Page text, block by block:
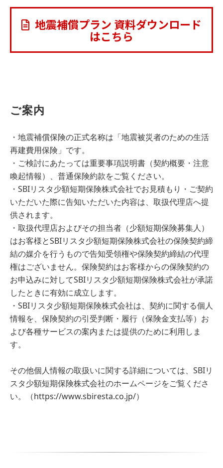
地震補償プラン 資料ダウンロード
はこちら
ご案内
・地震補償保険の正式名称は「地震被災者のための生活
再建費用保険」です。
・ご検討にあたっては重要事項説明書（契約概要・注意
喚起情報）、普通保険約款をご覧ください。
・SBIリスタ少額短期保険株式会社でお見積もり・ご契約
いただいた際に告知いただいた内容は、取扱代理店へ提
供されます。
・取扱代理店およびその担当者（少額短期保険募集人）
はお客様とSBIリスタ少額短期保険株式会社の保険契約締
結の媒介を行うもので告知受領権や保険契約締結の代理
権はございません。保険契約はお客様からの保険契約の
お申込みに対してSBIリスタ少額短期保険株式会社が承諾
したときに有効に成立します。
・SBIリスタ少額短期保険株式会社は、契約に関する個人
情報を、保険契約の引受判断・履行（保険金支払等）お
よび各種サービスの案内または提供のために利用しま
す。
その他個人情報の取扱いに関する詳細については、SBIリ
スタ少額短期保険株式会社のホームページをご覧くださ
い。（https://www.sbiresta.co.jp/）